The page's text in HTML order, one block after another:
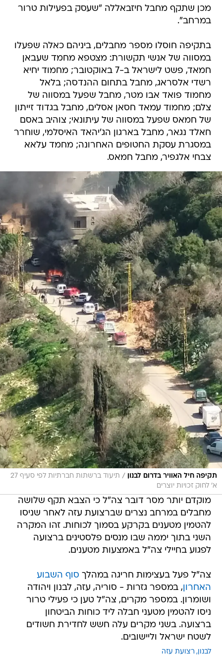
מכן שתקף מחבל חיזבאללה "שעסק בפעילות טרור
במרחב".
בתקיפה חוסלו מספר מחבלים, ביניהם כאלה שפעלו
במסווה של אנשי תקשורת: מצטפא מחמד שעבאן
חמאד, פשט לישראל ב-7 באוקטובר; מחמוד יחיא
רשדי אלסראג, מחבל בתחום ההנדסה; בלאל
מחמוד פואד אבו מטר, מחבל שפעל במסווה של
צלם; מחמוד עמאד חסאן אסלים, מחבל בגדוד זייתון
של חמאס שפעל במסווה של עיתונאי; צוהיב באסם
חאלד נגאר, מחבל בארגון הג'יהאד האיסלמי, שוחרר
במסגרת עסקת החטופים האחרונה; מחמד עלאא
צבחי אלגפיר, מחבל חמאס.
תקיפה חיל האוויר בדרום לבנון /
תיעוד ברשתות חברתיות לפי סעיף 27
א' לחוק זכויות יוצרים
מוקדם יותר מסר דובר צה"ל כי הצבא תקף שלושה
מחבלים במרחב נצרים שברצועת עזה לאחר שניסו
להטמין מטענים בקרקע בסמוך לכוחות. זהו המקרה
השני בתוך יממה שבו מנסים פלסטינים ברצועה
לפגוע בחיילי צה"ל באמצעות מטענים.
צה"ל פעל בעצימות חריגה במהלך סוף השבוע
האחרון, במספר גזרות - סוריה, עזה, לבנון ויהודה
ושומרון. במספר מקרים, צה"ל טען כי פעילי טרור
ניסו להטמין מטעני חבלה ליד כוחות הביטחון
ברצועה. בשני מקרים עלה חשש לחדירת חשודים
לשטח ישראל וליישובים.
לבנון רצועת עזה